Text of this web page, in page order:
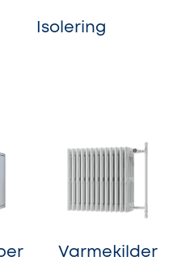
Isolering
Varmekilder